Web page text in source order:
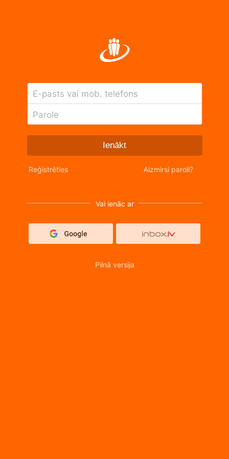
E-pasts vai mob. telefons
Parole
Ienākt
Reģistrēties Aizmirsi paroli?
Vai ienāc ar
Pilnā versija